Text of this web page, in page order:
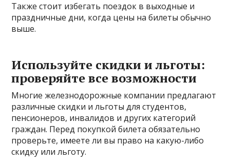
Также стоит избегать поездок в выходные и
праздничные дни, когда цены на билеты обычно
выше.
Используйте скидки и льготы:
проверяйте все возможности
Многие железнодорожные компании предлагают
различные скидки и льготы для студентов,
пенсионеров, инвалидов и других категорий
граждан. Перед покупкой билета обязательно
проверьте, имеете ли вы право на какую-либо
скидку или льготу.